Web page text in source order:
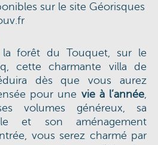
sur le site Géorisques
forêt du Touquet, sur le
cette charmante villa de
dès que vous aurez
pour une vie à l’année,
volumes généreux, sa
et son aménagement
vous serez charmé par